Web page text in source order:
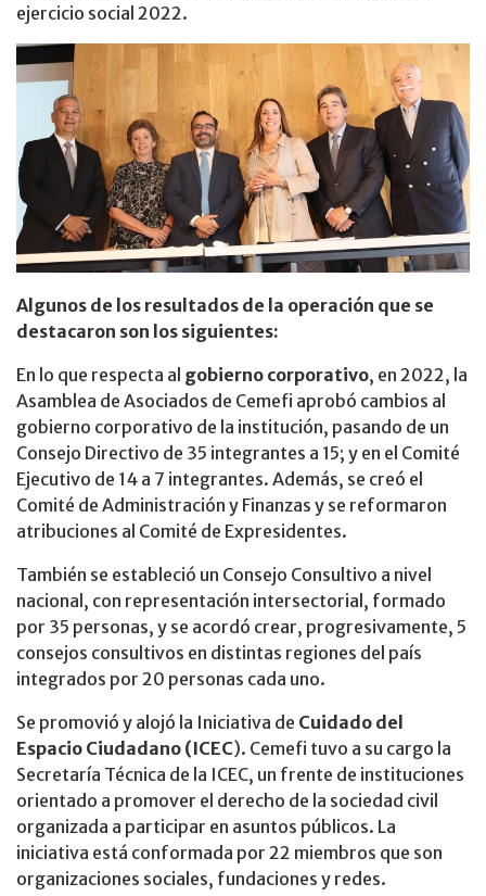
ejercicio social 2022.
Algunos de los resultados de la operación que se
destacaron son los siguientes:
En lo que respecta al gobierno corporativo, en 2022, la
Asamblea de Asociados de Cemefi aprobó cambios al
gobierno corporativo de la institución, pasando de un
Consejo Directivo de 35 integrantes a 15; y en el Comité
Ejecutivo de 14 a 7 integrantes. Además, se creó el
Comité de Administración y Finanzas y se reformaron
atribuciones al Comité de Expresidentes.​
También se estableció un Consejo Consultivo a nivel
nacional, con representación intersectorial, formado
por 35 personas, y se acordó crear, progresivamente, 5
consejos consultivos en distintas regiones del país
integrados por 20 personas cada uno.​
Se promovió y alojó la Iniciativa de Cuidado del
Espacio Ciudadano (ICEC). Cemefi tuvo a su cargo la
Secretaría Técnica de la ICEC, un frente de instituciones
orientado a promover el derecho de la sociedad civil
organizada a participar en asuntos públicos. La
iniciativa está conformada por 22 miembros que son
organizaciones sociales, fundaciones y redes. ​